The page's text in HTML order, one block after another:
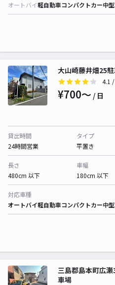
オートバイ軽自動車コンパクトカー中
大山崎藤井畑25
4.1
¥700〜 / 日
貸出時間
24時間営業
タイプ
平置き
長さ
480cm 以下
車幅
180cm 以下
対応車種
オートバイ軽自動車コンパクトカー中
三島郡島本町広
車場